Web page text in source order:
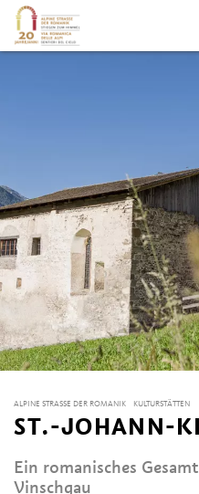
ALPINE STRASSE DER ROMANIK KULTURSTÄTTEN
ST.-JOHANN-
Ein romanisches
Vinschgau